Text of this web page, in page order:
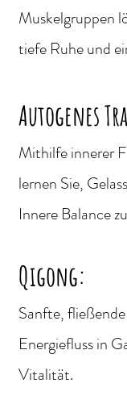
Muskelgruppen
tiefe Ruhe und
Autogenes
Mithilfe innerer
lernen Sie,
Innere Balance
Qigong:
Sanfte,
Energiefluss in
Vitalität.